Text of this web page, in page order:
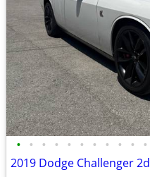
• • • • • • • • • • •
2019 Dodge Challenger